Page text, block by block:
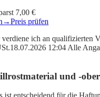
7,00 €
→Preis prüfen
ich an qualifizierten
12:04 Alle
und -